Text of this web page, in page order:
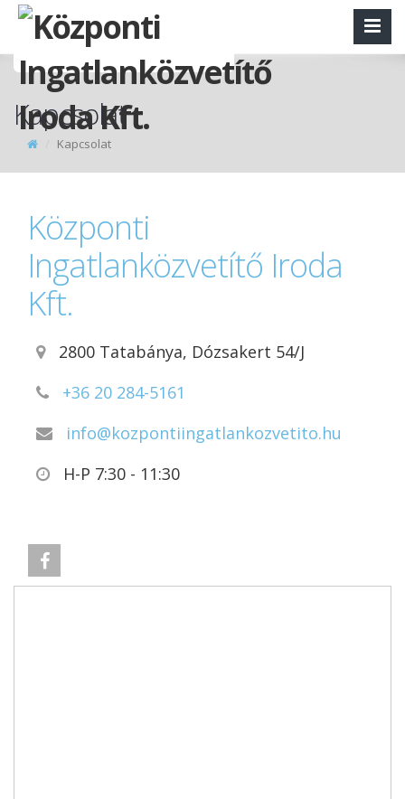
Kapcsolat
Kapcsolat
Központi
Ingatlanközvetítő Iroda
Kft.
2800 Tatabánya, Dózsakert 54/J
+36 20 284-5161
info@kozpontiingatlankozvetito.hu
H-P 7:30 - 11:30